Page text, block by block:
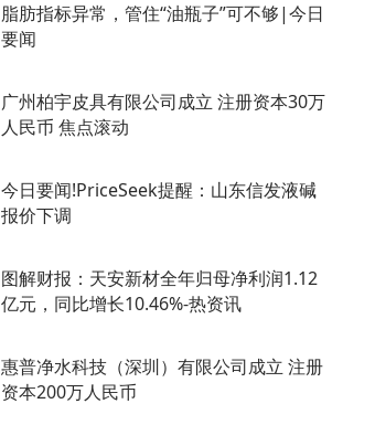
脂肪指标异常，管住“油瓶子”可不够|今日
要闻
广州柏宇皮具有限公司成立 注册资本30万
人民币 焦点滚动
今日要闻!PriceSeek提醒：山东信发液碱
报价下调
图解财报：天安新材全年归母净利润1.12
亿元，同比增长10.46%-热资讯
惠普净水科技（深圳）有限公司成立 注册
资本200万人民币